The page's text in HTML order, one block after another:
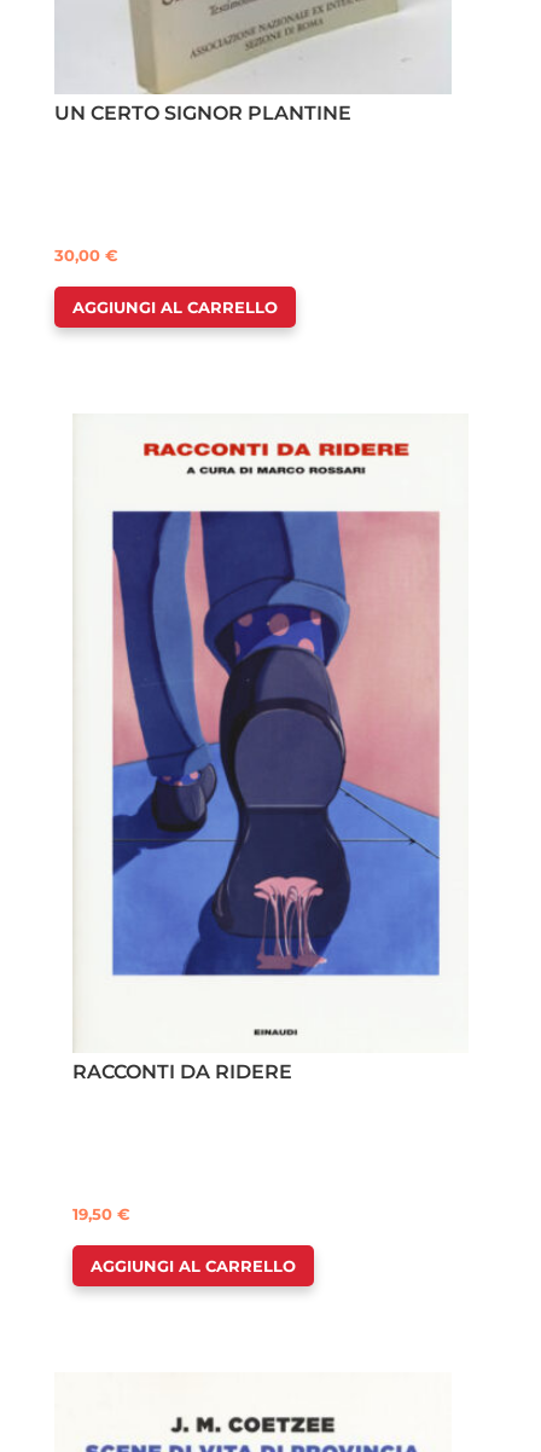
UN CERTO SIGNOR PLANTINE
30,00€
AGGIUNGI AL CARRELLO
RACCONTI DA RIDERE
19,50 €
AGGIUNGI AL CARRELLO